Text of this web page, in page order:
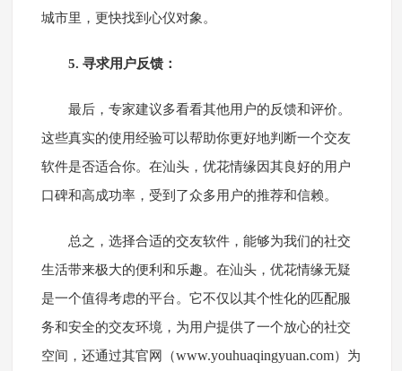
城市里，更快找到心仪对象。
5. 寻求用户反馈：
最后，专家建议多看看其他用户的反馈和评价。
这些真实的使用经验可以帮助你更好地判断一个交友
软件是否适合你。在汕头，优花情缘因其良好的用户
口碑和高成功率，受到了众多用户的推荐和信赖。
总之，选择合适的交友软件，能够为我们的社交
生活带来极大的便利和乐趣。在汕头，优花情缘无疑
是一个值得考虑的平台。它不仅以其个性化的匹配服
务和安全的交友环境，为用户提供了一个放心的社交
空间，还通过其官网（www.youhuaqingyuan.com）为